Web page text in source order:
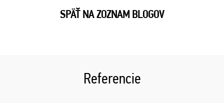
SPÄŤ NA ZOZNAM BLOGOV
Referencie